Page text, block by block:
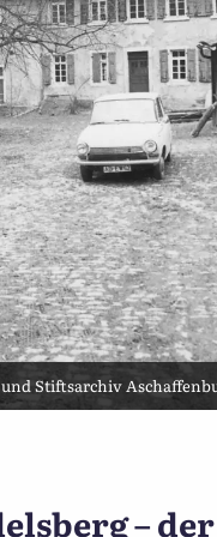
Stiftsarchiv
–